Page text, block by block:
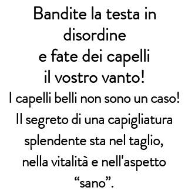
Bandite la testa in
disordine
e fate dei capelli
il vostro vanto!
I capelli belli non sono un caso!
Il segreto di una capigliatura
splendente sta nel taglio,
nella vitalità e nell'aspetto
“sano”.